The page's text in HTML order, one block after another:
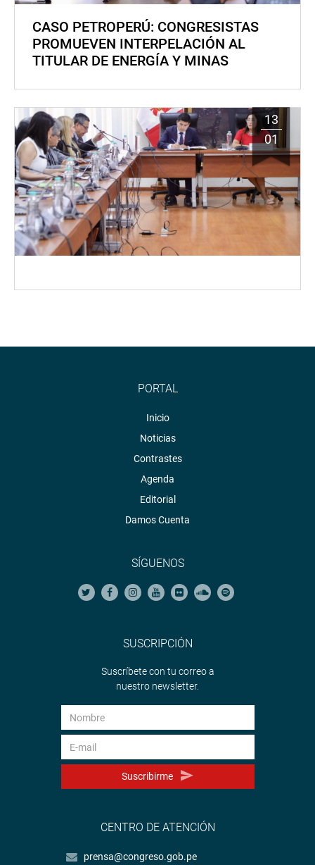
CASO PETROPERÚ: CONGRESISTAS
PROMUEVEN INTERPELACIÓN AL
TITULAR DE ENERGÍA Y MINAS
13
01
PORTAL
Inicio
Noticias
Contrastes
Agenda
Editorial
Damos Cuenta
SÍGUENOS
SUSCRIPCIÓN
Suscríbete con tu correo a
nuestro newsletter.
Suscribirme
CENTRO DE ATENCIÓN
prensa@congreso.gob.pe